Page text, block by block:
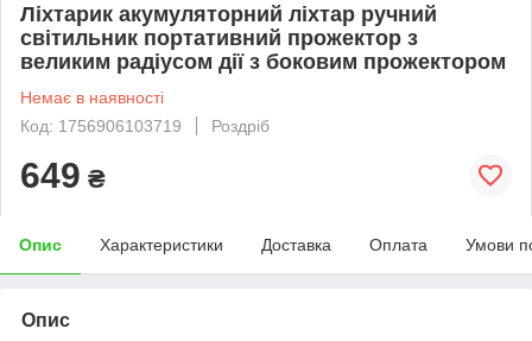
Ліхтарик акумуляторний ліхтар ручний
світильник портативний прожектор з
великим радіусом дії з боковим прожектором
Немає в наявності
Код: 1756906103719
Роздріб
649 ₴
Опис Характеристики Доставка Оплата Умови
Опис